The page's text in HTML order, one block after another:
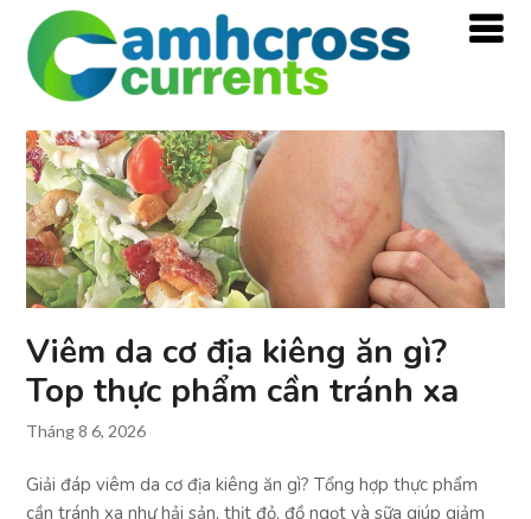
Viêm da cơ địa kiêng ăn gì?
Top thực phẩm cần tránh xa
Tháng 8 6, 2026
Giải đáp viêm da cơ địa kiêng ăn gì? Tổng hợp thực phẩm
cần tránh xa như hải sản, thịt đỏ, đồ ngọt và sữa giúp giảm